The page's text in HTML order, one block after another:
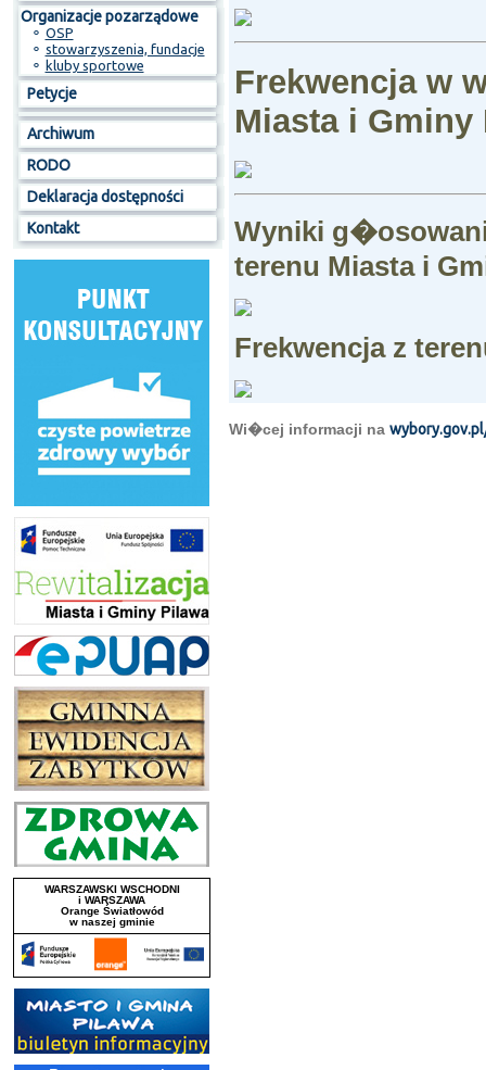
Organizacje pozarządowe
⚬ OSP
⚬ stowarzyszenia, fundacje
⚬ kluby sportowe
Petycje
Archiwum
RODO
Deklaracja dostępności
Kontakt
Frekwencja w
Miasta i Gminy
Wyniki
terenu Miasta i
Frekwencja z
Wi�cej informacji na